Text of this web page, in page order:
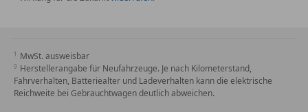
Sonnenblende links mit Spiegel
Sonnenblende rechts mit Spiegel
Start/Stop-Anlage
Steckdose (12V-Anschluß) im Koffer-/Laderaum
MwSt. ausweisbar
Herstellerangabe für Neufahrzeuge. Je nach Kilometerstand,
Fahrverhalten, Batteriealter und Ladeverhalten kann die elektrische
Reichweite bei Gebrauchtwagen deutlich abweichen.